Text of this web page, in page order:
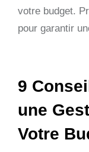
votre budget.
pour garantir
9
une
Votre